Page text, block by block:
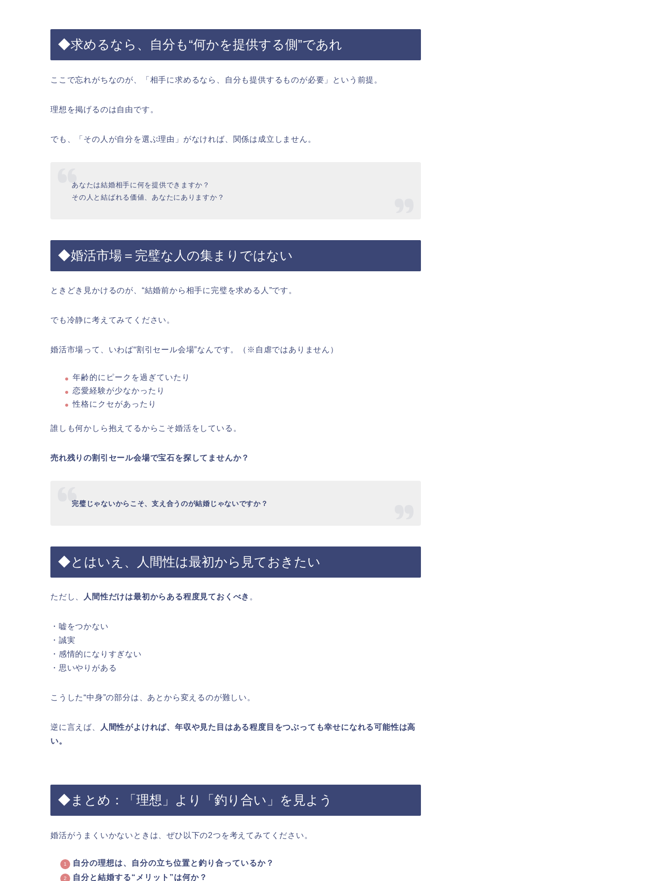
◆求めるなら、自分も“何かを提供する側”であれ
ここで忘れがちなのが、「相手に求めるなら、自分も提供するものが必要」という前提。
理想を掲げるのは自由です。
でも、「その人が自分を選ぶ理由」がなければ、関係は成立しません。
あなたは結婚相手に何を提供できますか？
その人と結ばれる価値、あなたにありますか？
◆婚活市場＝完璧な人の集まりではない
ときどき見かけるのが、“結婚前から相手に完璧を求める人”です。
でも冷静に考えてみてください。
婚活市場って、いわば“割引セール会場”なんです。（※自虐ではありません）
年齢的にピークを過ぎていたり
恋愛経験が少なかったり
性格にクセがあったり
誰しも何かしら抱えてるからこそ婚活をしている。
売れ残りの割引セール会場で宝石を探してませんか？
完璧じゃないからこそ、支え合うのが結婚じゃないですか？
◆とはいえ、人間性は最初から見ておきたい
ただし、 人間性だけは最初からある程度見ておくべき 。
・嘘をつかない
・誠実
・感情的になりすぎない
・思いやりがある
こうした“中身”の部分は、あとから変えるのが難しい。
逆に言えば、
人間性がよければ、年収や見た目はある程度目をつぶっても幸せになれる可能性は高
い。
◆まとめ：「理想」より「釣り合い」を見よう
婚活がうまくいかないときは、ぜひ以下の2つを考えてみてください。
自分の理想は、自分の立ち位置と釣り合っているか？
自分と結婚する“メリット”は何か？